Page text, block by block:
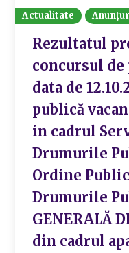
Actualitate
Rezultatul
concursul
data de
publică
in cadrul
Drumurile
Ordine
Drumurile
GENERALĂ
din cadrul